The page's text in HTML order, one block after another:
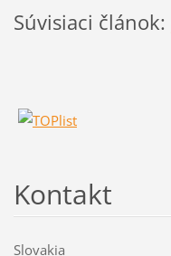
Súvisiaci článok:
Kontakt
Slovakia